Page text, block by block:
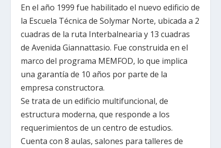
En el año 1999 fue habilitado el nuevo edificio de
la Escuela Técnica de Solymar Norte, ubicada a 2
cuadras de la ruta Interbalnearia y 13 cuadras
de Avenida Giannattasio. Fue construida en el
marco del programa MEMFOD, lo que implica
una garantía de 10 años por parte de la
empresa constructora.
Se trata de un edificio multifuncional, de
estructura moderna, que responde a los
requerimientos de un centro de estudios.
Cuenta con 8 aulas, salones para talleres de